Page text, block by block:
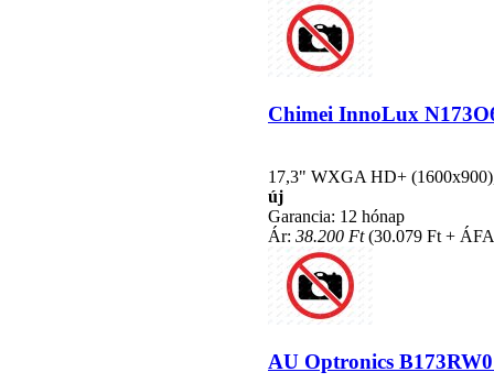
Chimei InnoLux
17,3" WXGA HD+
új
Garancia: 12 hónap
Ár: 38.200 Ft(30.079 Ft +
AU Optronics